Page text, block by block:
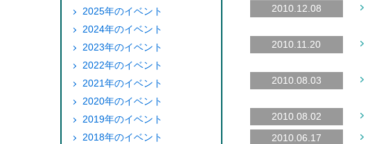
2010.12.08
2010.11.20
2010.08.03
2010.08.02
2010.06.17
2025年のイベント
2024年のイベント
2023年のイベント
2022年のイベント
2021年のイベント
2020年のイベント
2019年のイベント
2018年のイベント